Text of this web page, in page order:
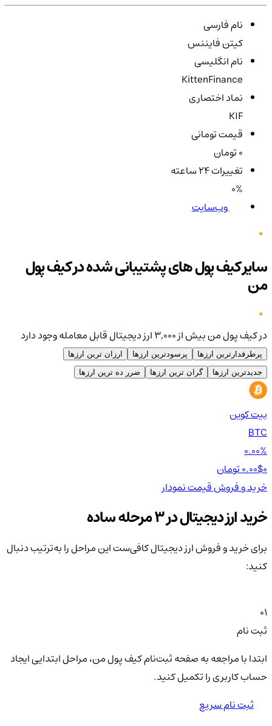
نام فارسی
کیتن فایننس
نام انگلیسی
KittenFinance
نماد اختصاری
KIF
قیمت تومانی
تغییرات ۲۴ ساعته
0%
وب‌سایت
سایر کیف پول های پشتیبانی شده در کیف پول
من
در کیف پول من بیش از ۳,۰۰۰ ارز دیجیتال قابل معامله وجود دارد
پرطرفدارترین ارزها پرسودترین ارزها
ارزان ترین ارزها
جدیدترین ارزها
گران ترین ارزها ضرر ده ترین ارزها
بیت کوین
BTC
0.00%
0.00$
خرید و فروشقیمتنمودار
خرید ارز دیجیتال در 3 مرحله ساده
برای خرید و فروش ارز دیجیتال کافی‌ست این مراحل را به‌ترتیب دنبال
کنید:
01
ثبت نام
ابتدا با مراجعه به صفحه ثبت‌نام کیف‌ پول من، مراحل ابتدایی ایجاد
حساب کاربری را تکمیل کنید.
ثبت نام سریع